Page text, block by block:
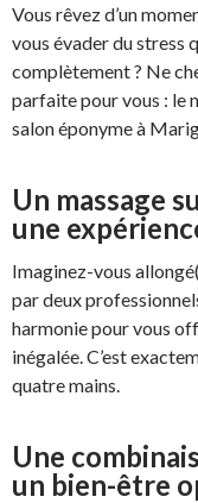
Vous rêvez d’un
vous évader du stress
complètement ? Ne
parfaite pour vous : le
salon éponyme à
Un massage
une
Imaginez-vous
par deux
harmonie pour vous
inégalée. C’est
quatre mains.
Une
un bien-être